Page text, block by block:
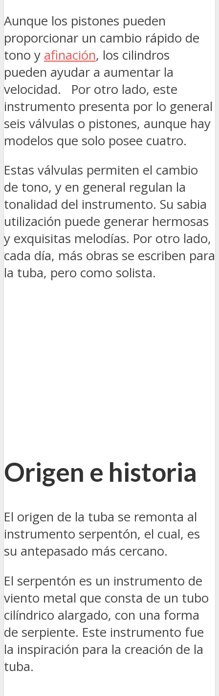
Aunque los pistones pueden
proporcionar un cambio rápido de
tono y afinación, los cilindros
pueden ayudar a aumentar la
velocidad. Por otro lado, este
instrumento presenta por lo general
seis válvulas o pistones, aunque hay
modelos que solo posee cuatro.
Estas válvulas permiten el cambio
de tono, y en general regulan la
tonalidad del instrumento. Su sabia
utilización puede generar hermosas
y exquisitas melodías. Por otro lado,
cada día, más obras se escriben para
la tuba, pero como solista.
Origen e historia
El origen de la tuba se remonta al
instrumento serpentón, el cual, es
su antepasado más cercano.
El serpentón es un instrumento de
viento metal que consta de un tubo
cilíndrico alargado, con una forma
de serpiente. Este instrumento fue
la inspiración para la creación de la
tuba.